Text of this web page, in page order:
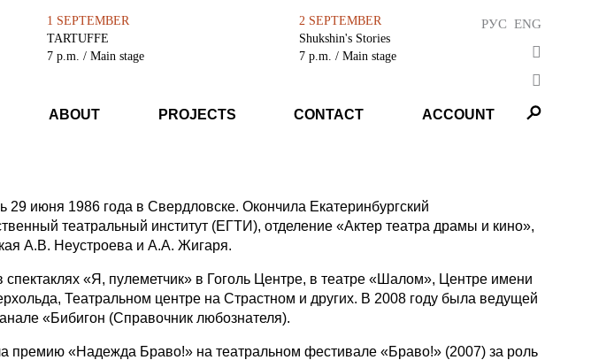
1 SEPTEMBER
TARTUFFE
7 p.m. / Main stage
2 SEPTEMBER
Shukshin's Stories
7 p.m. / Main stage
РУС ENG
ABOUT PROJECTS CONTACT ACCOUNT
29 июня 1986 года в Свердловске. Окончила Екатеринбургский
театральный институт (ЕГТИ), отделение «Актер театра драмы и кино»,
А.В. Неустроева и А.А. Жигаря.
спектаклях «Я, пулеметчик» в Гоголь Центре, в театре «Шалом», Центре имени
Театральном центре на Страстном и других. В 2008 году была ведущей
«Бибигон (Справочник любознателя).
премию «Надежда Браво!» на театральном фестивале «Браво!» (2007) за роль